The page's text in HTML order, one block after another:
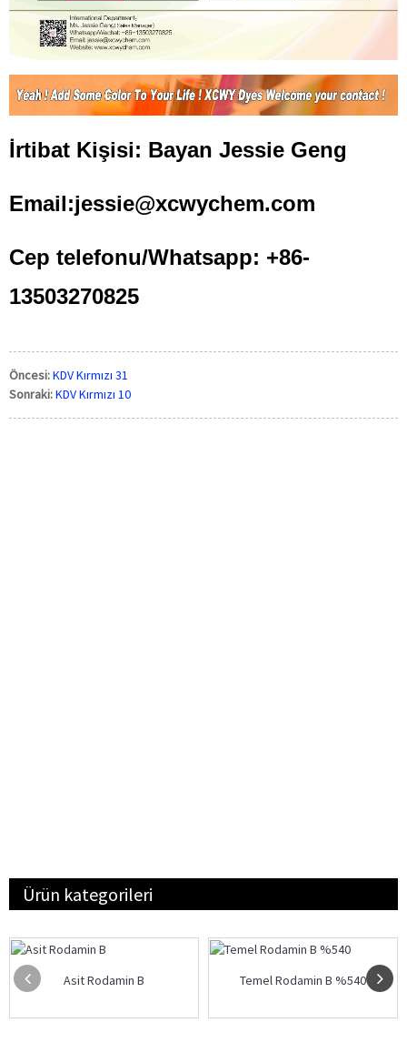
İrtibat Kişisi: Bayan Jessie Geng
Email:jessie@xcwychem.com
Cep telefonu/Whatsapp: +86-
13503270825
Öncesi:KDV Kırmızı 31
Sonraki:KDV Kırmızı 10
Ürün kategorileri
Asit Rodamin B Temel Rodamin B %540